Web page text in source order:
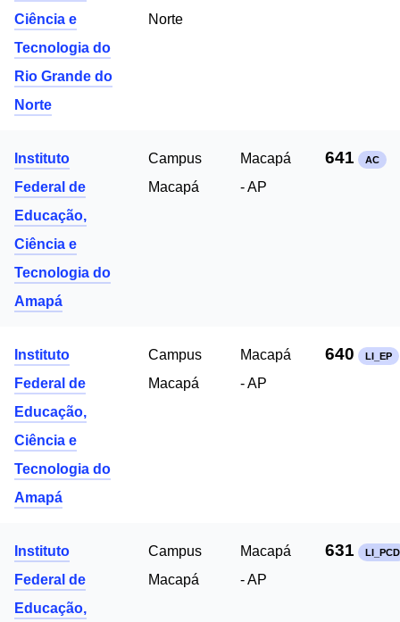
Ciência e
Tecnologia do
Rio Grande do
Norte
Norte
Instituto
Federal de
Educação,
Ciência e
Tecnologia do
Amapá
Campus
Macapá
Macapá
- AP
641 AC
Instituto
Federal de
Educação,
Ciência e
Tecnologia do
Amapá
Campus
Macapá
Macapá
- AP
640 LI_EP
Instituto
Federal de
Educação,
Campus
Macapá
Macapá
- AP
631 LI_PCD